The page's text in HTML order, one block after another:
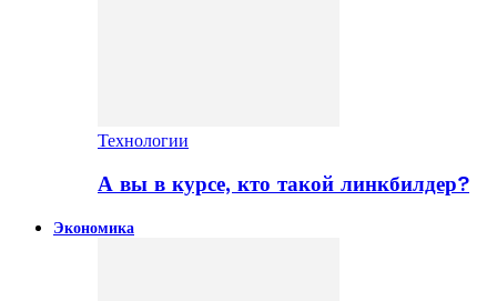
Технологии
А вы в курсе, кто такой линкбилдер?
Экономика